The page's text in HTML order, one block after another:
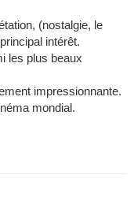
(nostalgie, le
intérêt.
les plus beaux
impressionnante.
mondial.